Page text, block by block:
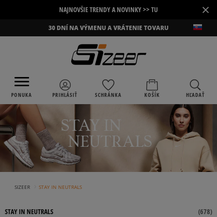
NAJNOVŠIE TRENDY A NOVINKY >> TU ×
30 DNÍ NA VÝMENU A VRÁTENIE TOVARU
PONUKA PRIHLÁSIŤ SCHRÁNKA KOŠÍK HĽADAŤ
SIZEER STAY IN NEUTRALS
STAY IN NEUTRALS (678)